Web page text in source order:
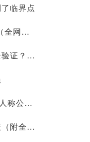
临界点
人形机器人：2025年产业全解析（全网最全国内外玩家排行&细分龙头）
微信添加新好友为何总要经过安全验证？背后原因深度解析
河北一企业家遭遇“近海捕捞”，家人称公司账上10.9亿现金惹祸
中华人民共和国公司法新旧对照表（附全文）